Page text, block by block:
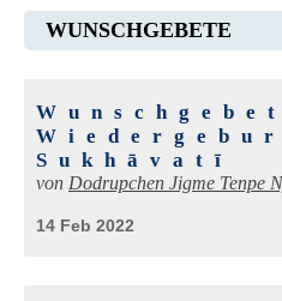
WUNSCHGEBETE
Sukhāvatī
von Dodrupchen Jigme Tenpe
14 Feb 2022